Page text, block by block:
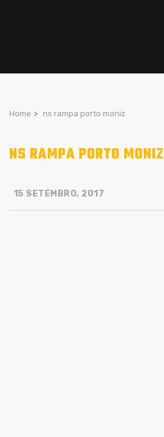
Home > ns rampa porto moniz
NS RAMPA PORTO MONIZ
15 SETEMBRO, 2017